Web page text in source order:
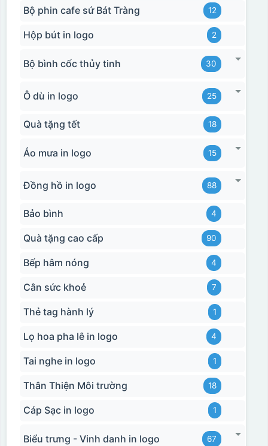
Hộp xi 2 cốc
Hộp xi biểu trưng
Bộ phin cafe sứ Bát Tràng 12
Hộp bút in logo 2
Bộ bình cốc thủy tinh 30
Ô dù in logo 25
Quà tặng tết 18
Áo mưa in logo 15
Đồng hồ in logo 88
Bảo bình 4
Quà tặng cao cấp 90
Bếp hâm nóng 4
Cân sức khoẻ 7
Thẻ tag hành lý 1
Lọ hoa pha lê in logo 4
Tai nghe in logo 1
Thân Thiện Môi trường 18
Cáp Sạc in logo 1
Biểu trưng - Vinh danh in logo 67